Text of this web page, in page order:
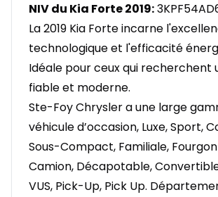
NIV du Kia Forte 2019:
La 2019 Kia Forte incarne
technologique et l'efficacité
Idéale pour ceux qui recherchent
fiable et moderne.
Ste-Foy Chrysler a une large
véhicule d’occasion, Luxe, Sport,
Sous-Compact, Familiale,
Camion, Décapotable,
VUS, Pick-Up, Pick Up.